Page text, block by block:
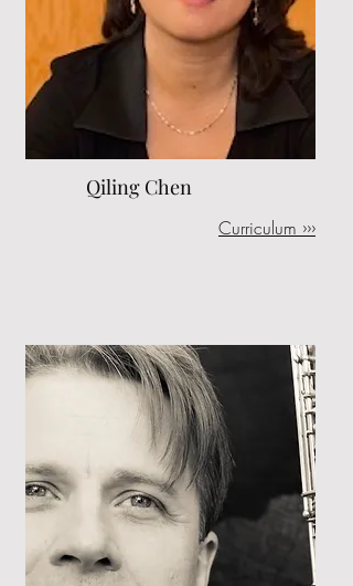
Qiling Chen
Curriculum ›››